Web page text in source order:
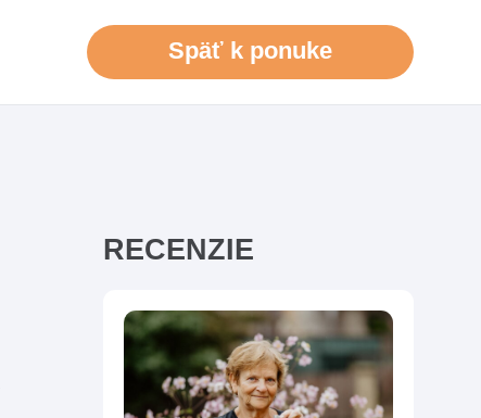
Späť k ponuke
RECENZIE